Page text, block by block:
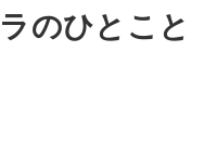
のひとこと